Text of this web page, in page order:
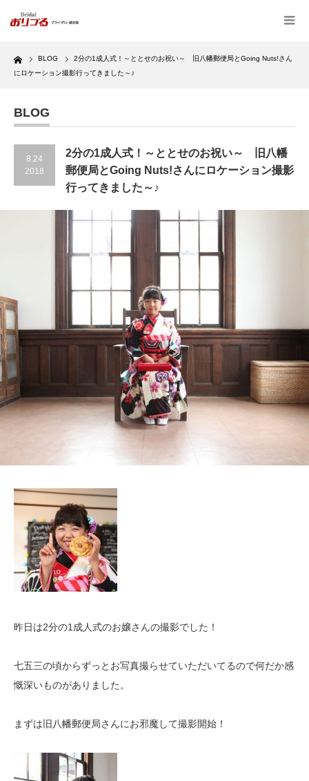
Home BLOG
2分の1成人式！～ととせのお祝い～ 旧八幡郵便局とGoing Nuts!さん
にロケーション撮影行ってきました～♪
BLOG
8.24
2018
2分の1成人式！～ととせのお祝い～ 旧八幡
郵便局とGoing Nuts!さんにロケーション撮影
行ってきました～♪
昨日は2分の1成人式のお嬢さんの撮影でした！
七五三の頃からずっとお写真撮らせていただいてるので何だか感
慨深いものがありました。
まずは旧八幡郵便局さんにお邪魔して撮影開始！